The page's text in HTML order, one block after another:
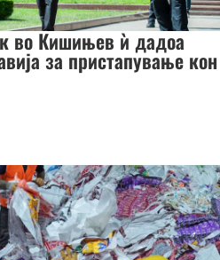
во Кишињев ѝ дадоа
за пристапување кон